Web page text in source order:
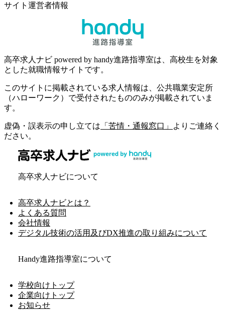
サイト運営者情報
高卒求人ナビ powered by handy進路指導室は、高校生を対象
とした就職情報サイトです。
このサイトに掲載されている求人情報は、公共職業安定所
（ハローワーク）で受付されたもののみが掲載されていま
す。
虚偽・誤表示の申し立ては 「苦情・通報窓口」
よりご連絡く
ださい。
高卒求人ナビについて
高卒求人ナビとは？
よくある質問
会社情報
デジタル技術の活用及びDX推進の取り組みについて
Handy進路指導室について
学校向けトップ
企業向けトップ
お知らせ